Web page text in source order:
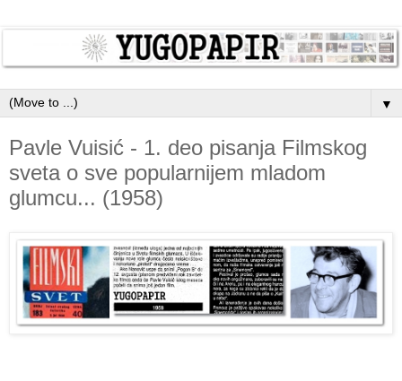
▼
Pavle Vuisić - 1. deo pisanja Filmskog
sveta o sve popularnijem mladom
glumcu... (1958)